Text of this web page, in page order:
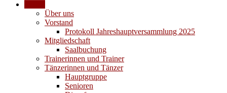
Über uns
Vorstand
Protokoll Jahreshauptversammlung 2025
Mitgliedschaft
Saalbuchung
Trainerinnen und Trainer
Tänzerinnen und Tänzer
Hauptgruppe
Senioren